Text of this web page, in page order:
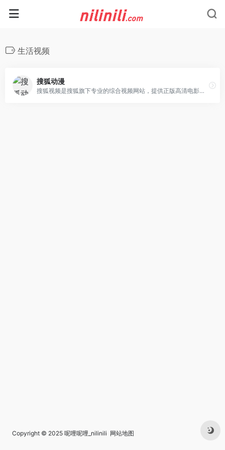
生活视频
搜狐动漫
搜狐视频是搜狐旗下专业的综合视频网站，提供正版高清电影、电视剧、综艺、纪录片、动漫等。网罗最新最热新闻、娱乐资讯，同时提供免费视频空间和视频分享服务。
Copyright © 2025 呢哩呢哩_nilinili 网站地图